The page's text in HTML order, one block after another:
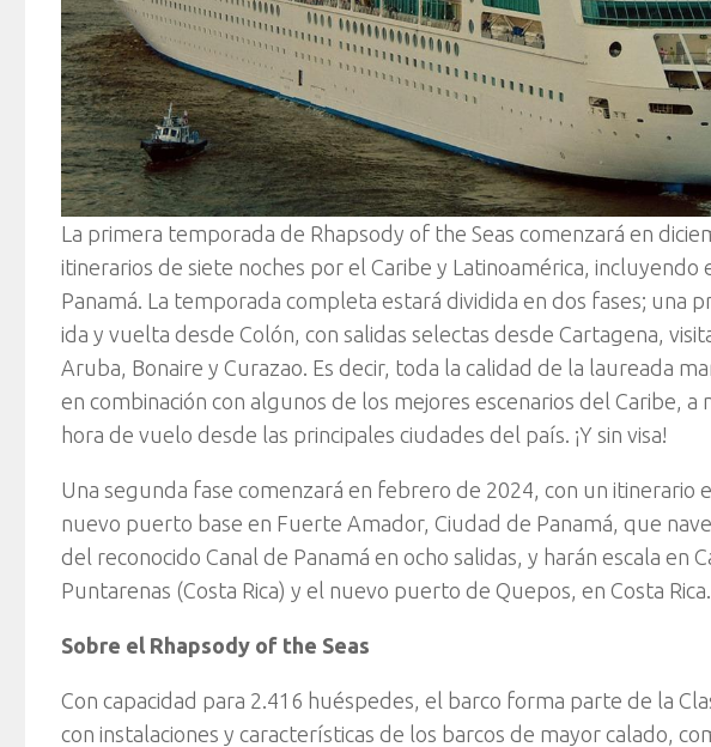
La primera temporada de Rhapsody of the Seas comenzará en
itinerarios de siete noches por el Caribe y Latinoamérica, incluyendo
Panamá. La temporada completa estará dividida en dos fases; una
ida y vuelta desde Colón, con salidas selectas desde Cartagena,
Aruba, Bonaire y Curazao. Es decir, toda la calidad de la laureada
en combinación con algunos de los mejores escenarios del Caribe, a
hora de vuelo desde las principales ciudades del país. ¡Y sin visa!
Una segunda fase comenzará en febrero de 2024, con un itinerario
nuevo puerto base en Fuerte Amador, Ciudad de Panamá, que
del reconocido Canal de Panamá en ocho salidas, y harán escala en
Puntarenas (Costa Rica) y el nuevo puerto de Quepos, en Costa Rica.
Sobre el Rhapsody of the Seas
Con capacidad para 2.416 huéspedes, el barco forma parte de la
con instalaciones y características de los barcos de mayor calado,